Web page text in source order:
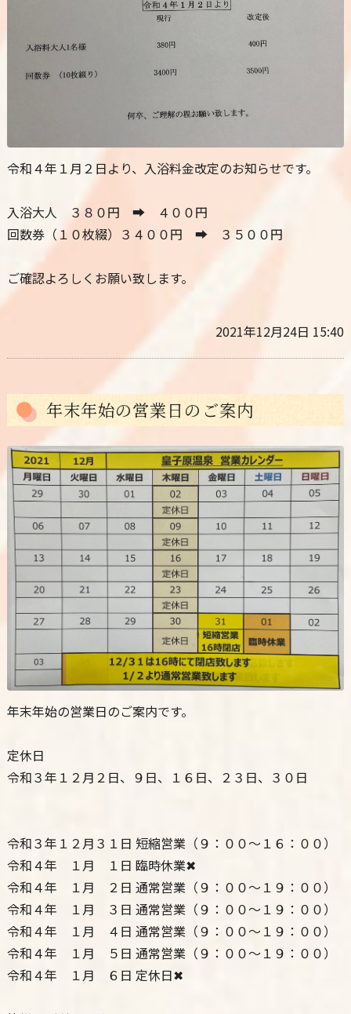
令和４年１月２日より、入浴料金改定のお知らせです。
入浴大人 ３８０円 ➡ ４００円
回数券（１０枚綴）３４００円 ➡ ３５００円
ご確認よろしくお願い致します。
2021年12月24日 15:40
年末年始の営業日のご案内
年末年始の営業日のご案内です。
定休日
令和３年１２月２日、９日、１６日、２３日、３０日
令和３年１２月３１日 短縮営業（９：００～１６：００）
令和４年 １月 １日 臨時休業✖
令和４年 １月 ２日 通常営業（９：００～１９：００）
令和４年 １月 ３日 通常営業（９：００～１９：００）
令和４年 １月 ４日 通常営業（９：００～１９：００）
令和４年 １月 ５日 通常営業（９：００～１９：００）
令和４年 １月 ６日 定休日✖